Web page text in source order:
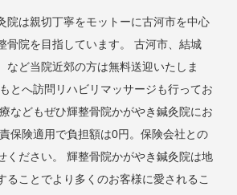
院は親切丁寧をモットーに古河市を中心
骨院を目指しています。 古河市、結城
など当院近郊の方は無料送迎いたしま
とへ訪問リハビリマッサージも行ってお
などもぜひ輝整骨院かがやき鍼灸院にお
保険適用で負担額は0円。保険会社との
ください。 輝整骨院かがやき鍼灸院は地
ることでより多くのお客様に愛されるこ